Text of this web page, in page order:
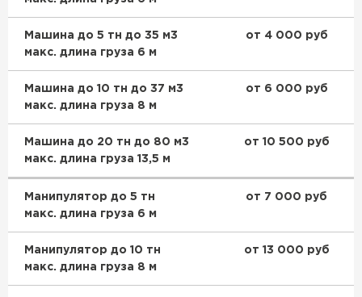
Машина до 5 тн до 35 м3
макс. длина груза 6 м
от 4 000 руб
Машина до 10 тн до 37 м3
макс. длина груза 8 м
от 6 000 руб
Машина до 20 тн до 80 м3
макс. длина груза 13,5 м
от 10 500 руб
Манипулятор до 5 тн
макс. длина груза 6 м
от 7 000 руб
Манипулятор до 10 тн
макс. длина груза 8 м
от 13 000 руб